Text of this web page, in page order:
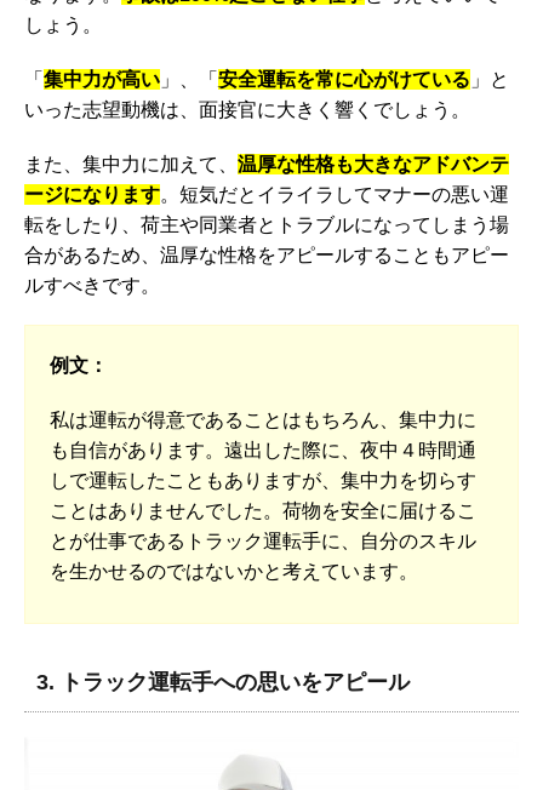
しょう。
「 集中力が高い 」、「 安全運転を常に心がけている 」と
いった志望動機は、面接官に大きく響くでしょう。
また、集中力に加えて、 温厚な性格も大きなアドバンテ
ージになります。短気だとイライラしてマナーの悪い運
転をしたり、荷主や同業者とトラブルになってしまう場
合があるため、温厚な性格をアピールすることもアピー
ルすべきです。
例文：
私は運転が得意であることはもちろん、集中力に
も自信があります。遠出した際に、夜中４時間通
しで運転したこともありますが、集中力を切らす
ことはありませんでした。荷物を安全に届けるこ
とが仕事であるトラック運転手に、自分のスキル
を生かせるのではないかと考えています。
3. トラック運転手への思いをアピール